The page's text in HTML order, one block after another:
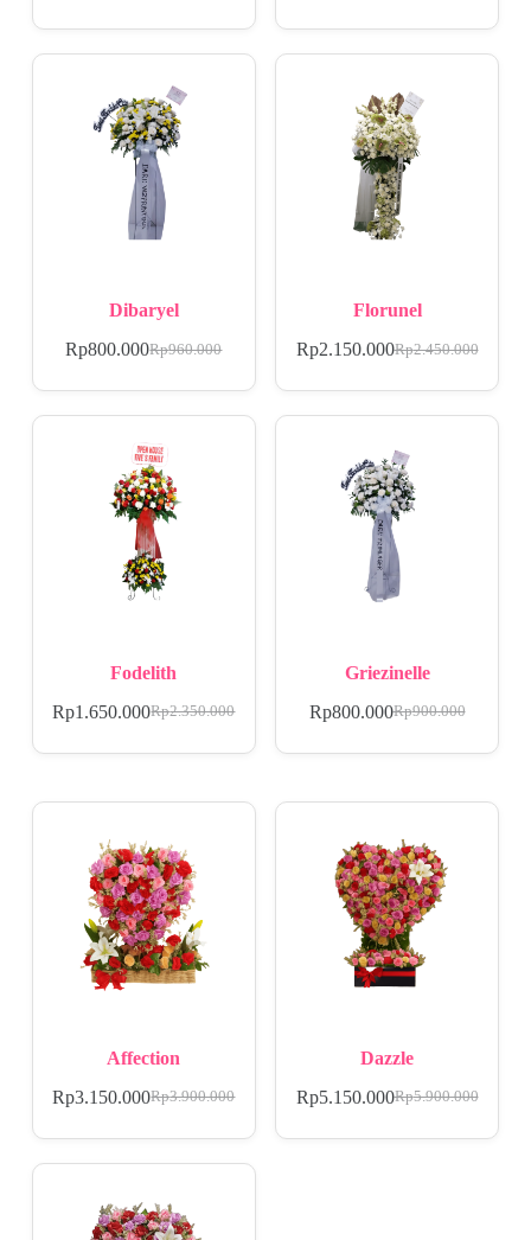
Dibaryel
Rp960.000
Rp800.000
Florunel
Rp2.450.000
Rp2.150.000
Fodelith
Rp2.350.000
Rp1.650.000
Griezinelle
Rp900.000
Rp800.000
Affection
Rp3.900.000
Rp3.150.000
Dazzle
Rp5.900.000
Rp5.150.000